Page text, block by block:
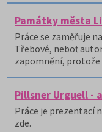
Památky města
Práce se zaměřuje
Třebové, neboť
zapomnění, protože
Pillsner Urguell -
Práce je prezentací
zde.